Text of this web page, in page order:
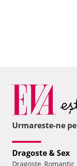
Urmareste-ne pe
Dragoste & Sex
Dragoste, Romantic,